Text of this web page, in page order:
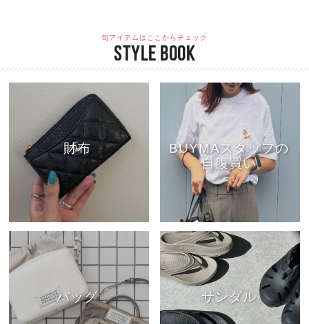
旬アイテムはここからチェック
STYLE BOOK
財布
BUYMAスタッフの
自腹買い
バッグ サンダル